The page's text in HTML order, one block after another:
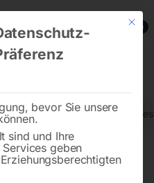
0
Mit
bevor Sie unsere
sind und Ihre
geben